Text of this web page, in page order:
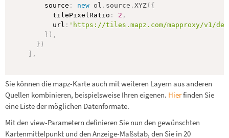
        source
: new ol . source . XYZ( {
          tilePixelRatio
: 2 ,
          url
: 'https://tiles.mapz.com/mapproxy/v1/
} ) ,
} )
] ,
Sie können die mapz-Karte auch mit weiteren Layern aus anderen
Quellen kombinieren, beispielsweise Ihren eigenen. Hierfinden Sie
eine Liste der möglichen Datenformate.
Mit den view-Parametern definieren Sie nun den gewünschten
Kartenmittelpunkt und den Anzeige-Maßstab, den Sie in 20